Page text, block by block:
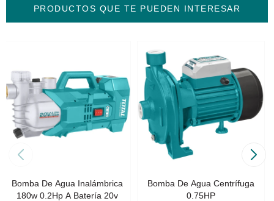
PRODUCTOS QUE TE PUEDEN INTERESAR
Bomba De Agua Inalámbrica
180w 0.2Hp A Batería 20v
Bomba De Agua Centrífuga
0.75HP